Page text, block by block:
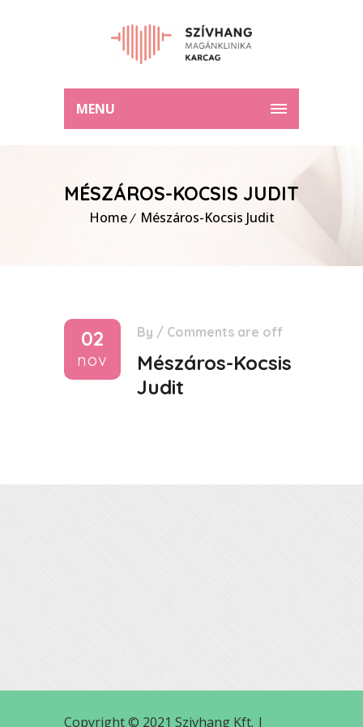
MENU
MÉSZÁROS-KOCSIS JUDIT
Home Mészáros-Kocsis Judit
02
nov
By / Comments are off
Mészáros-Kocsis
Judit
Copyright © 2021 Szivhang Kft. |